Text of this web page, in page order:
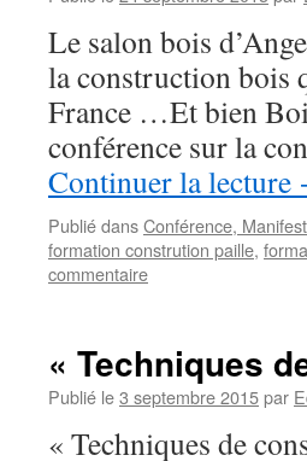
Le salon bois
la construction bois
France …Et bien
conférence sur la
Continuer la lecture
Publié dansConférence,
formation constrution paille,
commentaire
« Techniques
Publié le3 septembre 2015par
« Techniques de